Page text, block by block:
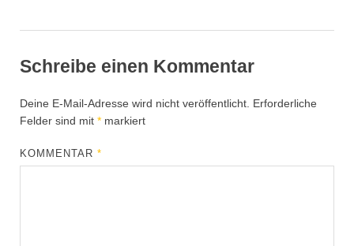
Schreibe einen Kommentar
Deine E-Mail-Adresse wird nicht veröffentlicht. Erforderliche
Felder sind mit * markiert
KOMMENTAR*